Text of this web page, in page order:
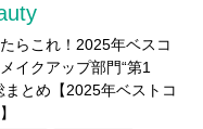
らこれ！2025年ベスコ
イクアップ部門“第1
まとめ【2025年ベストコ